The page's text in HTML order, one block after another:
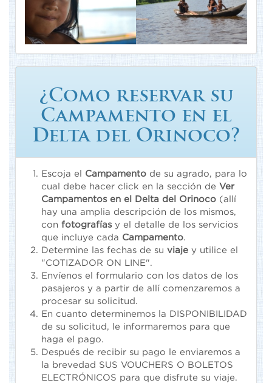
¿Como reservar su
Campamento en el
Delta del Orinoco?
Escoja el Campamento de su agrado, para lo
cual debe hacer click en la sección de Ver
Campamentos en el Delta del Orinoco (allí
hay una amplia descripción de los mismos,
con fotografíasy el detalle de los servicios
que incluye cada Campamento.
Determine las fechas de su viaje y utilice el
"COTIZADOR ON LINE".
Envíenos el formulario con los datos de los
pasajeros y a partir de allí comenzaremos a
procesar su solicitud.
En cuanto determinemos la DISPONIBILIDAD
de su solicitud, le informaremos para que
haga el pago.
Después de recibir su pago le enviaremos a
la brevedad SUS VOUCHERS O BOLETOS
ELECTRÓNICOS para que disfrute su viaje.